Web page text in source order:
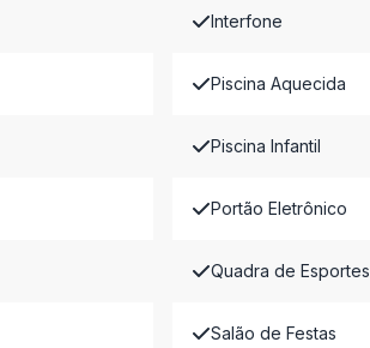
Interfone
Piscina Aquecida
Piscina Infantil
Portão Eletrônico
Quadra de Esportes
Salão de Festas